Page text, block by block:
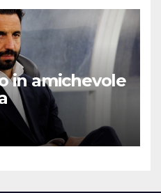
in amichevole